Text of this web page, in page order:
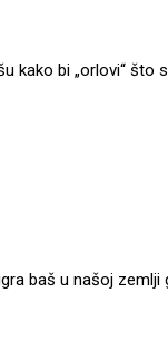
kako bi „orlovi“ što
baš u našoj zemlji